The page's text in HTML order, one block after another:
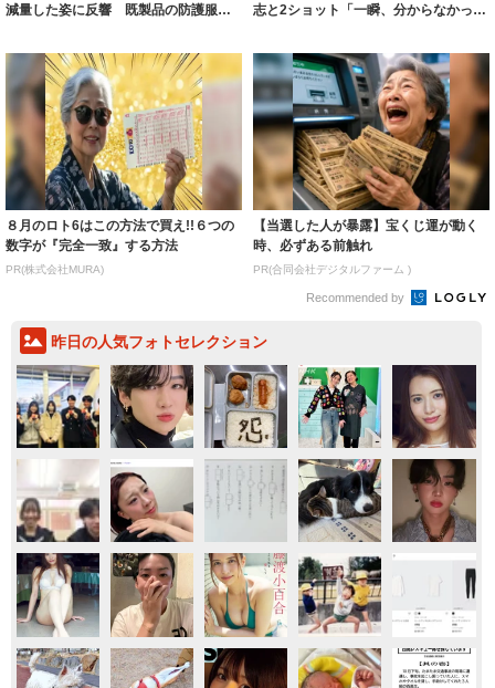
減量した姿に反響 既製品の防護服が
志と2ショット「一瞬、分からなかった
８月のロト6はこの方法で買え!!６つの
数字が『完全一致』する方法
PR(株式会社MURA)
【当選した人が暴露】宝くじ運が動く
時、必ずある前触れ
PR(合同会社デジタルファーム )
Recommended by
昨日の人気フォトセレクション